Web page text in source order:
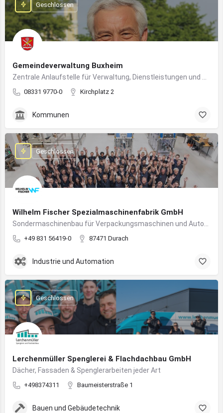
Gemeindeverwaltung Buxheim
08331 9770-0 Kirchplatz 2
Geschlossen
Kommunen
Wilhelm Fischer Spezialmaschinenfabrik GmbH
+49 831 56419-0 87471 Durach
Geschlossen
Industrie und Automation
Lerchenmüller Spenglerei & Flachdachbau GmbH
Dächer, Fassaden & Spenglerarbeiten jeder Art
+498374311 Baumeisterstraße 1
Geschlossen
Bauen und Gebäudetechnik